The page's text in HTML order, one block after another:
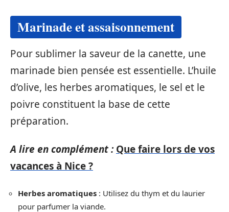
Marinade et assaisonnement
Pour sublimer la saveur de la canette, une
marinade bien pensée est essentielle. L’huile
d’olive, les herbes aromatiques, le sel et le
poivre constituent la base de cette
préparation.
A lire en complément : Que faire lors de vos
vacances à Nice ?
Herbes aromatiques : Utilisez du thym et du laurier
pour parfumer la viande.